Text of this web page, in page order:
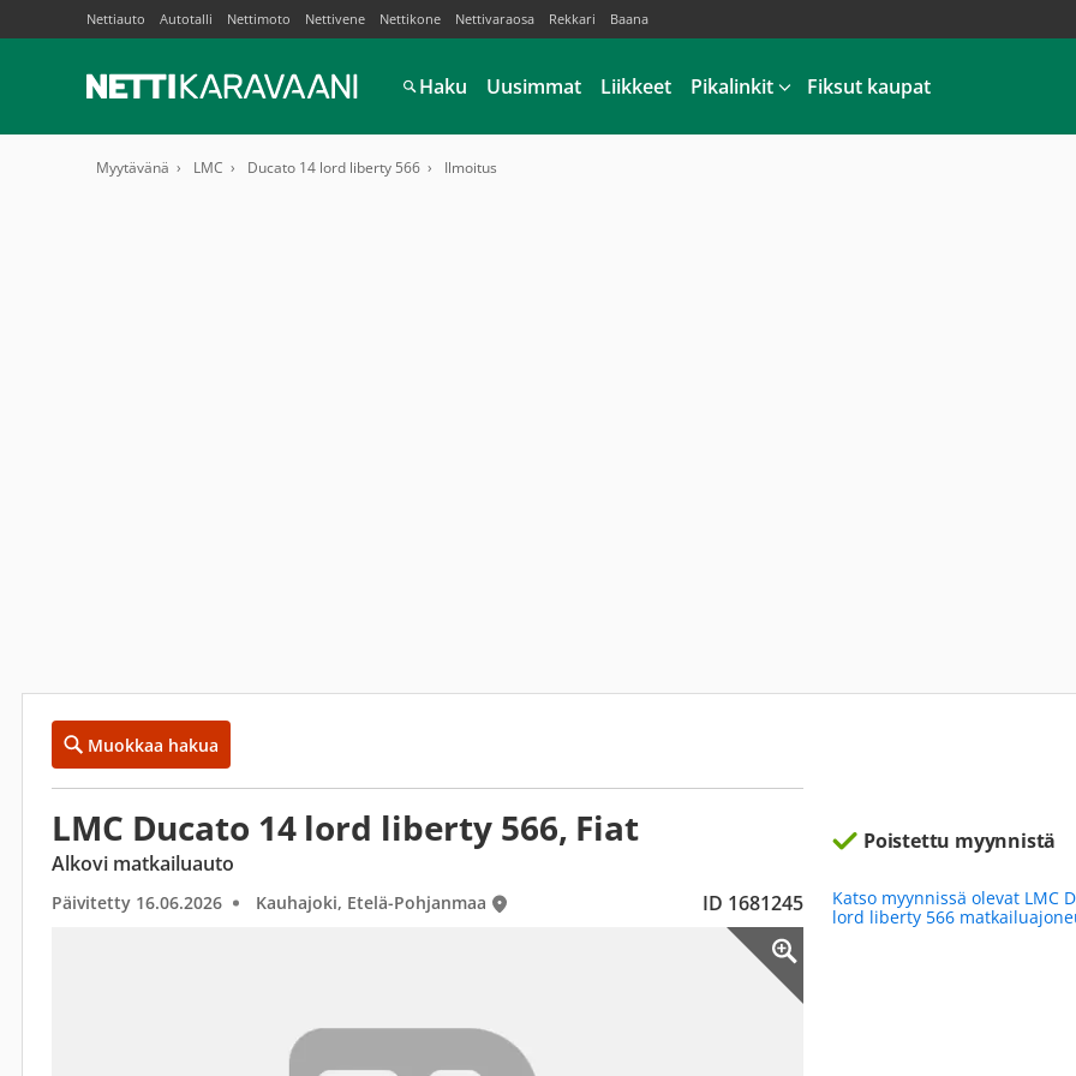
Nettiauto Autotalli Nettimoto Nettivene Nettikone Nettivaraosa Rekkari Baana
Haku Uusimmat Liikkeet Pikalinkit Fiksut kaupat
Myytävänä LMC Ducato 14 lord liberty 566 Ilmoitus
Muokkaa hakua
LMC Ducato 14 lord liberty 566, Fiat
Alkovi matkailuauto
Päivitetty 16.06.2026 Kauhajoki, Etelä-Pohjanmaa ID 1681245
Poistettu myynnistä
Katso myynnissä olevat LMC
lord liberty 566